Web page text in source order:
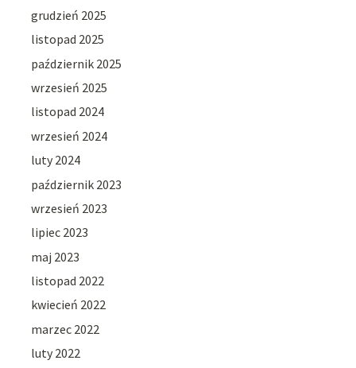
grudzień 2025
listopad 2025
październik 2025
wrzesień 2025
listopad 2024
wrzesień 2024
luty 2024
październik 2023
wrzesień 2023
lipiec 2023
maj 2023
listopad 2022
kwiecień 2022
marzec 2022
luty 2022